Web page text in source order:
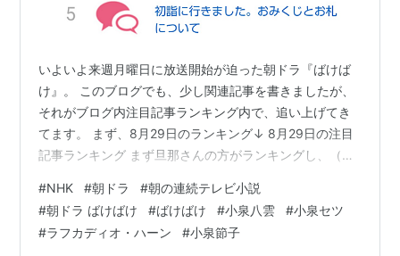
いよいよ来週月曜日に放送開始が迫った朝ドラ『ばけば
け』。 このブログでも、少し関連記事を書きましたが、
それがブログ内注目記事ランキング内で、追い上げてき
てます。 まず、8月29日のランキング↓ 8月29日の注目
記事ランキング まず旦那さんの方がランキングし、（そ
す。） 次に9月10日には3位に上昇。 9月10日の注目記事
ランキング 翌日9月11日には奥さんの方もランクイン 9
月11日の注目記事ランキング そして9月22日にはついに3
#NHK #朝ドラ #朝の連続テレビ小説
#朝ドラ ばけばけ #ばけばけ #小泉八雲 #小泉セツ
#ラフカディオ・ハーン #小泉節子